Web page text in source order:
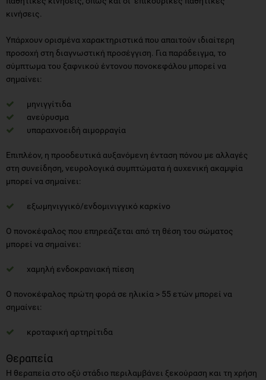
κινήσεις.
Υπάρχουν ορισμένα χαρακτηριστικά που απαιτούν ιδιαίτερη
προσοχή στη διαγνωστική προσέγγιση. Για παράδειγμα, το
σύμπτωμα του ξαφνικού έντονου πονοκεφάλου μπορεί να
σημαίνει:
μηνιγγίτιδα
ανεύρυσμα
υπαραχνοειδή αιμορραγία
Επιπλέον, η προοδευτικά αυξανόμενη ένταση πόνου με αλλαγές
στη συνείδηση, νευρολογικά συμπτώματα ή αυχενική ακαμψία
μπορεί να σημαίνει:
εξωμηνιγγικό/ενδομινιγγικό καρκίνο
Ο πονοκέφαλος που επηρεάζεται από τη θέση του σώματος
μπορεί να σημαίνει:
χαμηλή ενδοκρανιακή πίεση
Ο πονοκέφαλος πρώτη φορά σε ηλικία > 55 ετών μπορεί να
σημαίνει:
κροταφική αρτηρίτιδα
Θεραπεία
Η θεραπεία στο οξύ στάδιο περιλαμβάνει ξεκούραση και τη χρήση